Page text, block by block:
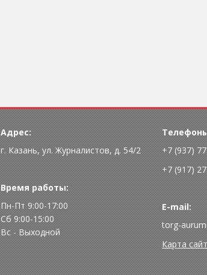
Адрес:
г. Казань, ул. Журналистов, д. 54/2
Время работы:
Пн-Пт 9:00-17:00
Сб 9:00-15:00
Вс - Выходной
+7 (937)
+7 (917)
E-mail:
torg-
Карта